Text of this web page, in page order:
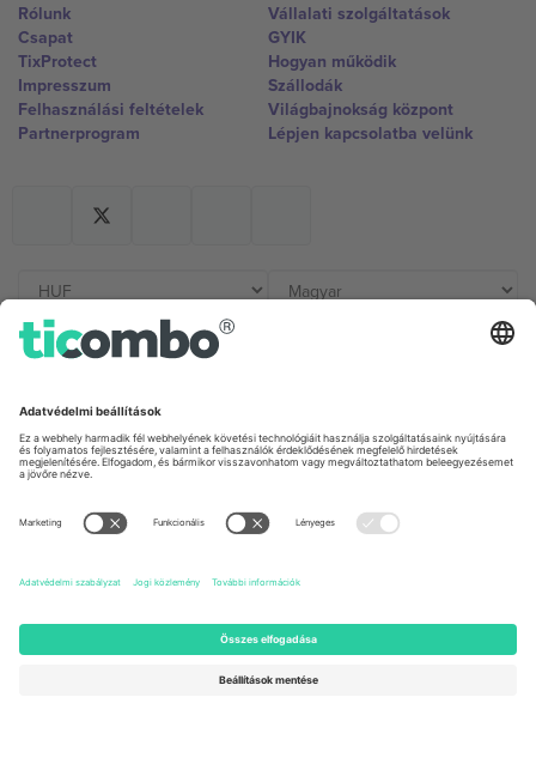
Rólunk
Csapat
TixProtect
Impresszum
Felhasználási feltételek
Partnerprogram
Vállalati szolgáltatások
GYIK
Hogyan működik
Szállodák
Világbajnokság központ
Lépjen kapcsolatba velünk
Germany
Unter den Linden 24, 10117
Berlin, Germany
United Kingdom
167 City Road, London, Greater
Newark, Delaware 19713, United
States
Engelberg, Switzerland